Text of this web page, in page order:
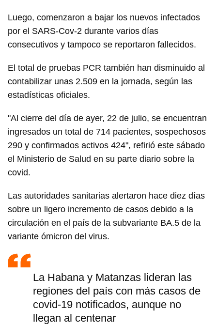
Luego, comenzaron a bajar los nuevos infectados
por el SARS-Cov-2 durante varios días
consecutivos y tampoco se reportaron fallecidos.
El total de pruebas PCR también han disminuido al
contabilizar unas 2.509 en la jornada, según las
estadísticas oficiales.
"Al cierre del día de ayer, 22 de julio, se encuentran
ingresados un total de 714 pacientes, sospechosos
290 y confirmados activos 424", refirió este sábado
el Ministerio de Salud en su parte diario sobre la
covid.
Las autoridades sanitarias alertaron hace diez días
sobre un ligero incremento de casos debido a la
circulación en el país de la subvariante BA.5 de la
variante ómicron del virus.
La Habana y Matanzas lideran las
regiones del país con más casos de
covid-19 notificados, aunque no
llegan al centenar